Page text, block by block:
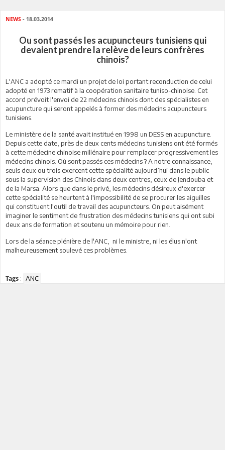
NEWS - 18.03.2014
Ou sont passés les acupuncteurs tunisiens qui
devaient prendre la relève de leurs confrères
chinois?
L'ANC a adopté ce mardi un projet de loi portant reconduction de celui
adopté en 1973 rematif à la coopération sanitaire tuniso-chinoise. Cet
accord prévoit l'envoi de 22 médecins chinois dont des spécialistes en
acupuncture qui seront appelés à former des médecins acupuncteurs
tunisiens.
Le ministère de la santé avait institué en 1998 un DESS en acupuncture.
Depuis cette date, près de deux cents médecins tunisiens ont été formés
à cette médecine chinoise millénaire pour remplacer progressivement les
médecins chinois. Où sont passés ces médecins ? A notre connaissance,
seuls deux ou trois exercent cette spécialité aujourd’hui dans le public
sous la supervision des Chinois dans deux centres, ceux de Jendouba et
de la Marsa. Alors que dans le privé, les médecins désireux d'exercer
cette spécialité se heurtent à l'impossibilité de se procurer les aiguilles
qui constituent l'outil de travail des acupuncteurs. On peut aisément
imaginer le sentiment de frustration des médecins tunisiens qui ont subi
deux ans de formation et soutenu un mémoire pour rien.
Lors de la séance plénière de l'ANC, ni le ministre, ni les élus n'ont
malheureusement soulevé ces problèmes.
Tags : ANC